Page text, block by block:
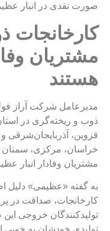
صورت نقدی در انبار
کارخانجات
مشتریان
هستند
مدیرعامل شرکت آراز
ذوب و ریخته‌گری در
قزوین، آذربایجان‌شرقی و
خراسان، مرکزی، سمنان
مشتریان وفادار انبار
به گفته «عظیمی» دلیل
کارخانجات، صداقت در
تولیدکنندگان خروجی
تولیدی خودشان به